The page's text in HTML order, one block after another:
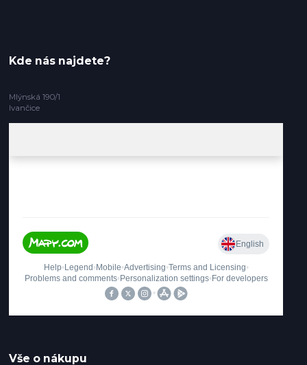
Kde nás najdete?
Mlýnská 190/1
Ivančice
Vše o nákupu